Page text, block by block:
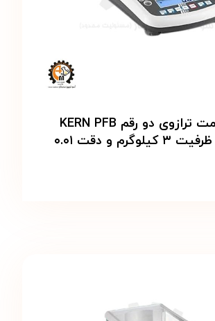
خرید و قیمت ترازوی دو رقم KERN PFB
۳۰۰۰-۲ با ظرفیت ۳ کیلوگرم و دقت ۰.۰۱